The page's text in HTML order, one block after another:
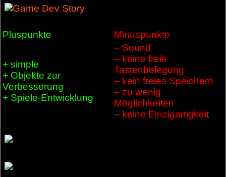
Pluspunkte Minuspunkte
+ simple
+ Objekte zur
Verbesserung
+ Spiele-Entwicklung
– Sound
– keine freie
Tastenbelegung
– kein freies Speichern
– zu wenig
Möglichkeiten
– keine Einzigartigkeit